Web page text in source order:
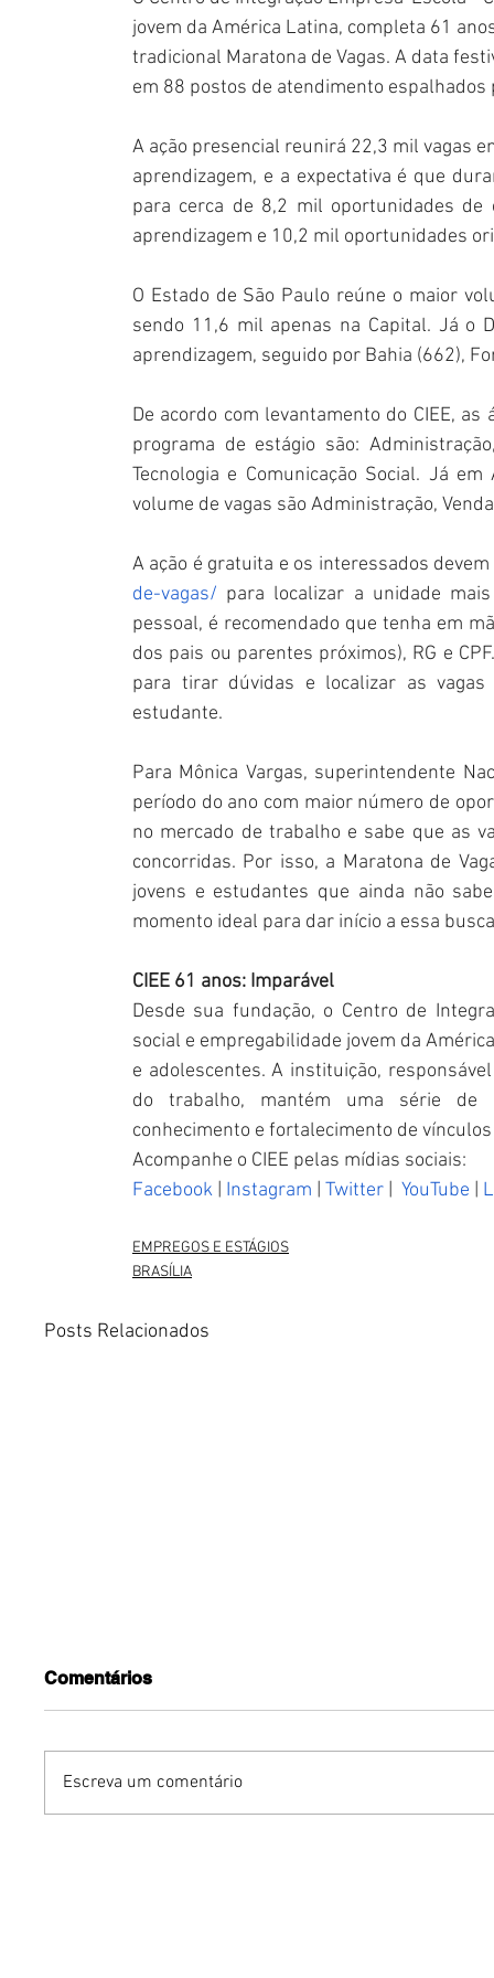
jovem da América Latina, completa 61
tradicional Maratona de Vagas. A data
em 88 postos de atendimento espalhados
A ação presencial reunirá 22,3 mil vagas
aprendizagem, e a expectativa é que
para cerca de 8,2 mil oportunidades
aprendizagem e 10,2 mil oportunidades
O Estado de São Paulo reúne o maior
sendo 11,6 mil apenas na Capital. Já o
aprendizagem, seguido por Bahia (662),
De acordo com levantamento do CIEE,
programa de estágio são:
Tecnologia e Comunicação Social. Já
volume de vagas são Administração,
A ação é gratuita e os interessados
de-vagas/ para localizar a unidade
pessoal, é recomendado que tenha em
dos pais ou parentes próximos), RG e
para tirar dúvidas e localizar as
estudante.
Para Mônica Vargas, superintendente
período do ano com maior número de
no mercado de trabalho e sabe que as
concorridas. Por isso, a Maratona de
jovens e estudantes que ainda não
momento ideal para dar início a essa
CIEE 61 anos: Imparável
Desde sua fundação, o Centro de
social e empregabilidade jovem da
e adolescentes. A instituição,
do trabalho, mantém uma série de
conhecimento e fortalecimento de
Acompanhe o CIEE pelas mídias sociais:
Facebook
Instagram Twitter YouTube
EMPREGOS E ESTÁGIOS
BRASÍLIA
Posts Relacionados
Comentários
Escreva um comentário